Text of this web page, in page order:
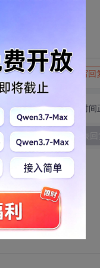
写回
切换为时间
发表回